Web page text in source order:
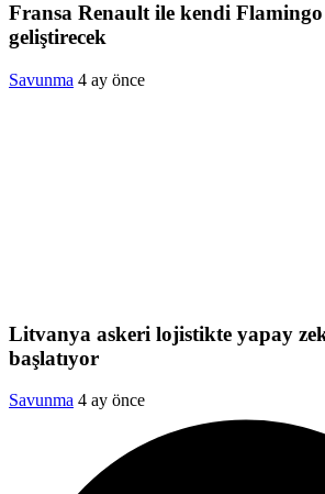
Fransa Renault ile kendi Flamingo
geliştirecek
Savunma 4 ay önce
Litvanya askeri lojistikte yapay
başlatıyor
Savunma 4 ay önce